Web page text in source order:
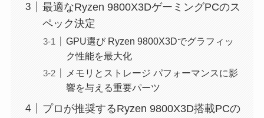
最適なRyzen 9800X3DゲーミングPCのス
ペック決定
GPU選び Ryzen 9800X3Dでグラフィッ
ク性能を最大化
メモリとストレージ パフォーマンスに影
響を与える重要パーツ
プロが推奨するRyzen 9800X3D搭載PCの